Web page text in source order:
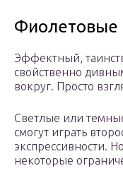
Фиолетовые
Эффектный,
свойственно
вокруг. Просто
Светлые или
смогут играть
экспрессивности.
некоторые